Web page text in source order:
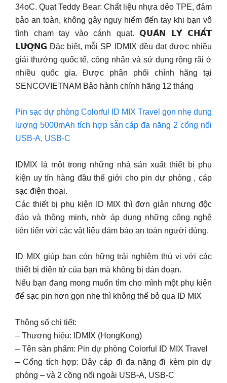
34oC. Quạt Teddy Bear: Chất liệu nhựa dẻo TPE, đảm
bảo an toàn, không gây nguy hiểm đến tay khi bạn vô
tình chạm tay vào cánh quạt. 𝗤𝗨𝗔̉𝗡 𝗟𝗬́ 𝗖𝗛𝗔̂́𝗧
𝗟𝗨̛𝗢̛̣𝗡𝗚 Đặc biệt, mỗi SP IDMIX đều đạt được nhiều
giải thưởng quốc tế, công nhận và sử dụng rộng rãi ở
nhiều quốc gia. Được phân phối chính hãng tại
SENCOVIETNAM Bảo hành chính hãng 12 tháng
Pin sạc dự phòng Colorful ID MIX Travel gọn nhẹ dung
lượng 5000mAh tích hợp sẵn cáp đa năng 2 cổng nối
USB-A, USB-C
IDMIX là một trong những nhà sản xuất thiết bị phụ
kiện uy tín hàng đầu thế giới cho pin dự phòng , cáp
sạc điện thoại.
Các thiết bị phụ kiện ID MIX thì đơn giản nhưng độc
đáo và thông minh, nhờ áp dụng những công nghệ
tiên tiến với các vật liệu đảm bảo an toàn người dùng.
ID MIX giúp bạn cón hững trải nghiệm thú vị với các
thiết bị điện tử của bạn mà không bị dán đoạn.
Nếu bạn đang mong muốn tìm cho mình một phụ kiện
để sạc pin hơn gọn nhẹ thì không thể bỏ qua ID MIX
Thông số chi tiết:
– Thương hiệu: IDMIX (HongKong)
– Tên sản phẩm: Pin dự phòng Colorful ID MIX Travel
– Cổng tích hợp: Dây cáp đi đa năng đi kèm pin dự
phòng – và 2 cồng nối ngoài USB-A, USB-C